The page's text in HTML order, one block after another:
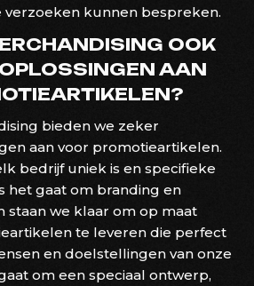
verzoeken kunnen bespreken.
OOK
AAN
bieden we zeker
aan voor promotieartikelen.
bedrijf uniek is en specifieke
het gaat om branding en
staan we klaar om op maat
te leveren die perfect
en doelstellingen van onze
om een speciaal ontwerp,